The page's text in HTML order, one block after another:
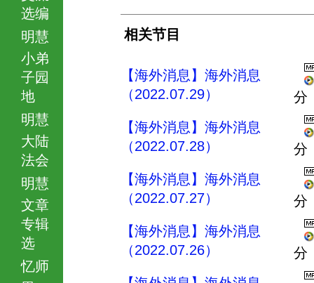
选编
明慧
小弟
子园
地
明慧
大陆
法会
明慧
文章
专辑
选
忆师
相关节目
【海外消息】海外消息
（2022.07.29）
分
【海外消息】海外消息
（2022.07.28）
分
【海外消息】海外消息
（2022.07.27）
分
【海外消息】海外消息
（2022.07.26）
分